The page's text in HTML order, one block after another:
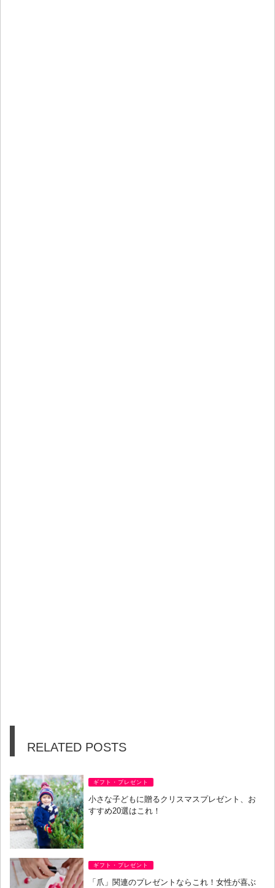
RELATED POSTS
ギフト・プレゼント
小さな子どもに贈るクリスマスプレゼント、お
すすめ20選はこれ！
ギフト・プレゼント
「爪」関連のプレゼントならこれ！女性が喜ぶ